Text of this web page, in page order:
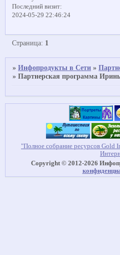
Последний визит:
2024-05-29 22:46:24
Страница: 1
»Инфопродукты в Сети »
»Партнерская программа
"Полное собрание ресурсов Gold
Copyright © 2012-2026